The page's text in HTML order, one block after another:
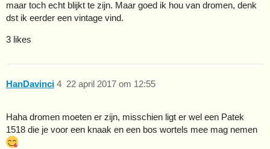
maar toch echt blijkt te zijn. Maar goed ik hou van dromen, denk
dst ik eerder een vintage vind.
3 likes
HanDavinci 22 april 2017 om 12:55
4
Haha dromen moeten er zijn, misschien ligt er wel een Patek
1518 die je voor een knaak en een bos wortels mee mag nemen